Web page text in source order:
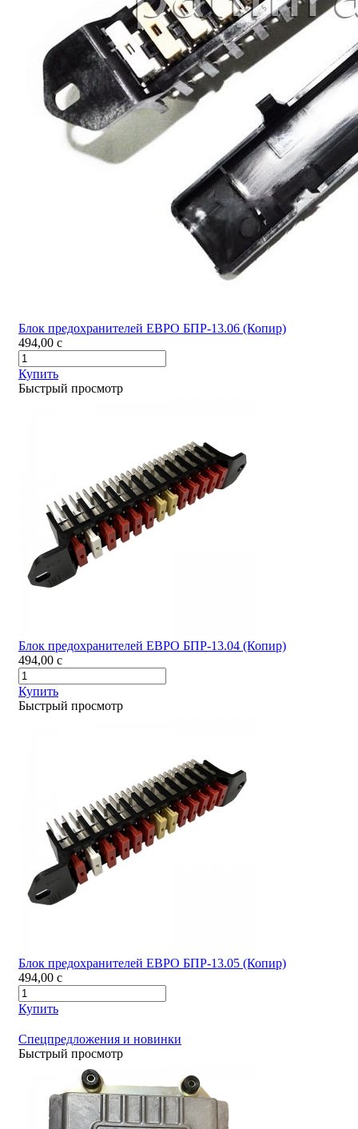
Блок предохранителей ЕВРО БПР-13.06 (Копир)
494,00 c
Купить
Быстрый просмотр
Блок предохранителей ЕВРО БПР-13.04 (Копир)
494,00 c
Купить
Быстрый просмотр
Блок предохранителей ЕВРО БПР-13.05 (Копир)
494,00 c
Купить
Спецпредложения и новинки
Быстрый просмотр